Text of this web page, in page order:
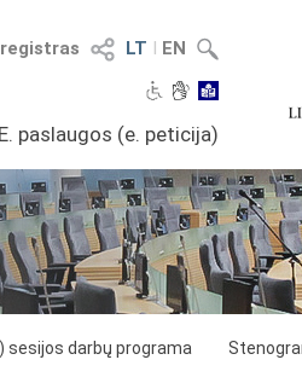
LT I EN
E. paslaugos (e. peticija)
sesijos darbų programa